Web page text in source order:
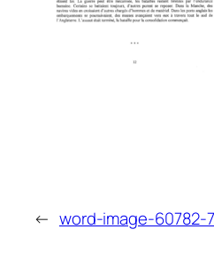
← word-image-60782-7